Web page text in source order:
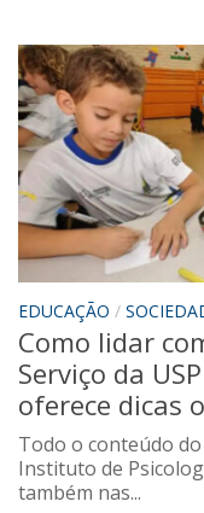
EDUCAÇÃO /
Como lidar
Serviço da
oferece dicas
Todo o conteúdo
Instituto de
também nas...